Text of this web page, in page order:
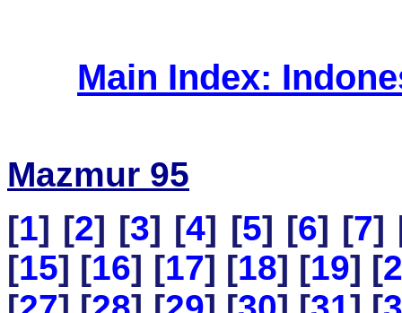
Main Index:
Mazmur 95
[1] [2] [3] [4] [5] [6] [7]
[15] [16] [17] [18] [19] [